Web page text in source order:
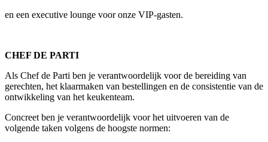
en een executive lounge voor onze VIP-gasten.
CHEF DE PARTI
Als Chef de Parti ben je verantwoordelijk voor de bereiding van
gerechten, het klaarmaken van bestellingen en de consistentie van de
ontwikkeling van het keukenteam.
Concreet ben je verantwoordelijk voor het uitvoeren van de
volgende taken volgens de hoogste normen: